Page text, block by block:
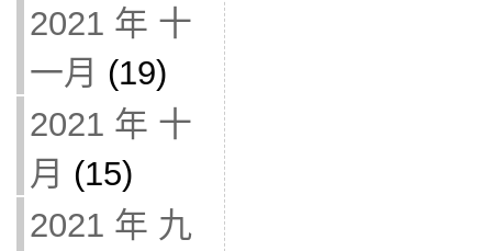
2021 年 十
一月 (19)
2021 年 十
月 (15)
2021 年 九